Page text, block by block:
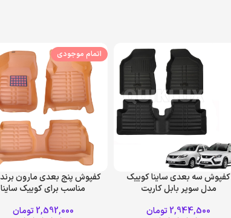
طوسی مشکی
کفپوش سه بعدی ساینا کوییک
مدل سوپر بابل کارپت
2,944,500تومان
اتمام موجودی
مناسب برای کوییک ساینا
2,592,000 تومان